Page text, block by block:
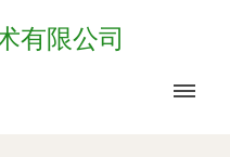
有限公司